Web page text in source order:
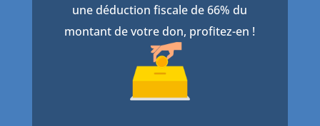
une déduction fiscale de 66% du
montant de votre don, profitez-en !